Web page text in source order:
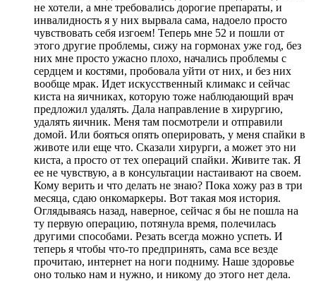
не хотели, а мне требовались дорогие препараты, и
инвалидность я у них вырвала сама, надоело просто
чувствовать себя изгоем! Теперь мне 52 и пошли от
этого другие проблемы, сижу на гормонах уже год, без
них мне просто ужасно плохо, начались проблемы с
сердцем и костями, пробовала уйти от них, и без них
вообще мрак. Идет искусственный климакс и сейчас
киста на яичниках, которую тоже наблюдающий врач
предложил удалять. Дала направление в хирургию,
удалять яичник. Меня там посмотрели и отправили
домой. Или бояться опять оперировать, у меня спайки в
животе или еще что. Сказали хирурги, а может это ни
киста, а просто от тех операций спайки. Живите так. Я
ее не чувствую, а в консультации настаивают на своем.
Кому верить и что делать не знаю? Пока хожу раз в три
месяца, сдаю онкомаркеры. Вот такая моя история.
Оглядываясь назад, наверное, сейчас я бы не пошла на
ту первую операцию, потянула время, полечилась
другими способами. Резать всегда можно успеть. И
теперь я чтобы что-то предпринять, сама все везде
прочитаю, интернет на ноги подниму. Наше здоровье
оно только нам и нужно, и никому до этого нет дела.